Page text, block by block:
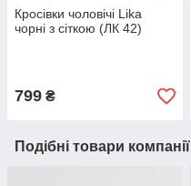
Кросівки чоловічі Lika
чорні з сіткою (ЛК 42)
799 ₴
Подібні товари компанії